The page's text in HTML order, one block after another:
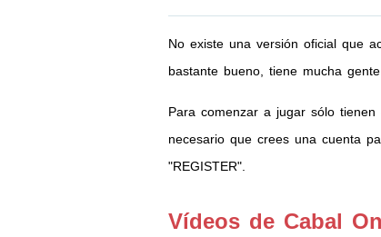
No existe una versión oficial que
bastante bueno, tiene mucha
Para comenzar a jugar sólo
necesario que crees una cuenta
"REGISTER".
Vídeos de Cabal